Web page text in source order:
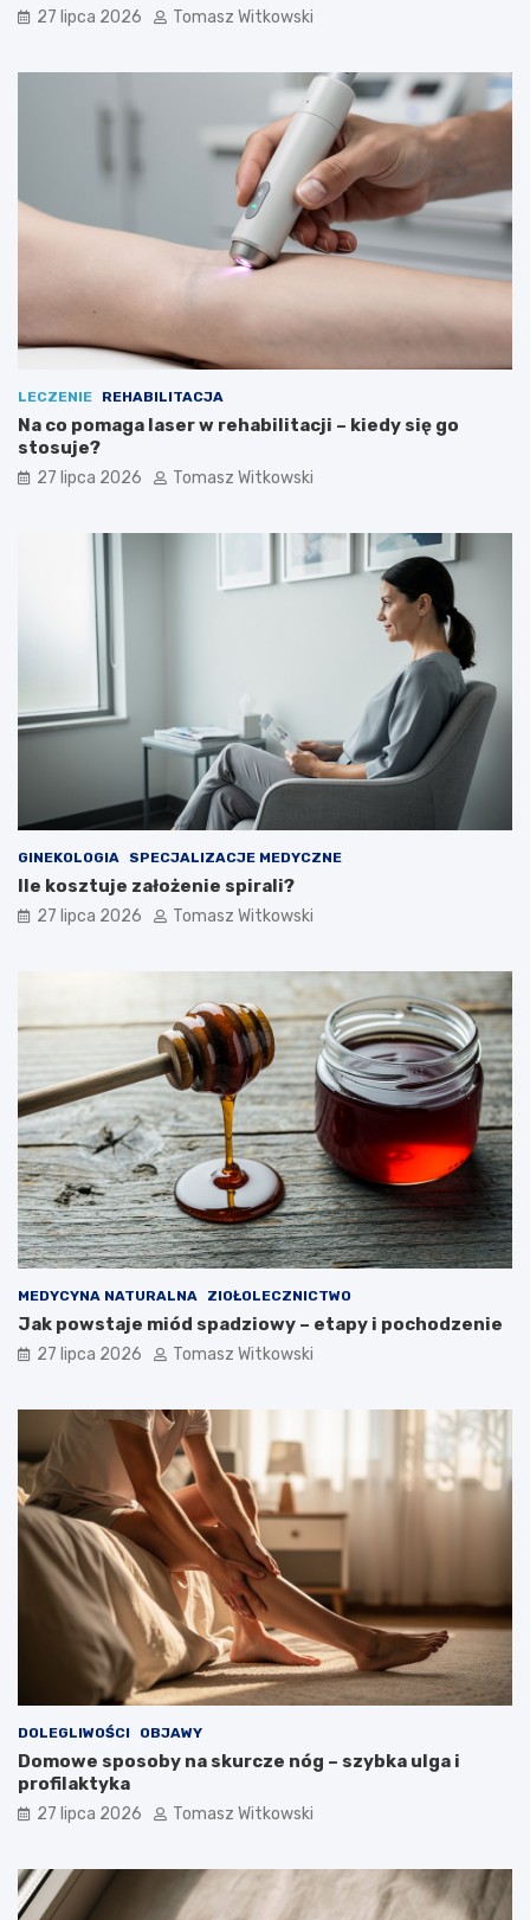
27 lipca 2026 Tomasz Witkowski
LECZENIE REHABILITACJA
Na co pomaga laser w rehabilitacji – kiedy się go
stosuje?
27 lipca 2026 Tomasz Witkowski
GINEKOLOGIA SPECJALIZACJE MEDYCZNE
Ile kosztuje założenie spirali?
27 lipca 2026 Tomasz Witkowski
MEDYCYNA NATURALNA ZIOŁOLECZNICTWO
Jak powstaje miód spadziowy – etapy i pochodzenie
27 lipca 2026 Tomasz Witkowski
DOLEGLIWOŚCI OBJAWY
Domowe sposoby na skurcze nóg – szybka ulga i
profilaktyka
27 lipca 2026 Tomasz Witkowski